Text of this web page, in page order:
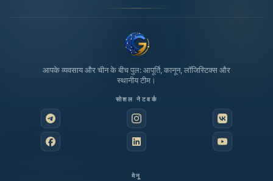
आपके व्यवसाय और चीन के बीच पुल: आपूर्ति, कानून, लॉजिस्टिक्स और
स्थानीय टीम।
सोशल नेटवर्क
मेनू